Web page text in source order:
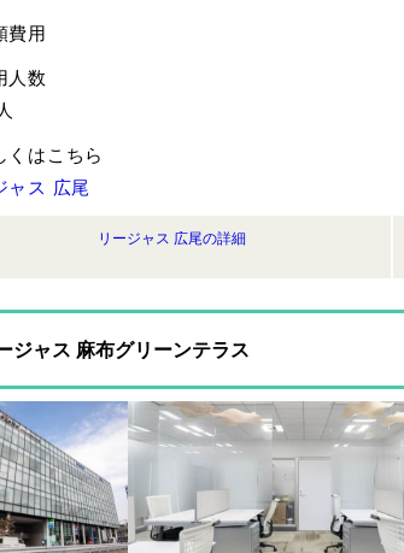
用
数
はこちら
ャス 広尾
リージャス 広尾の詳細
ジャス 麻布グリーンテラス